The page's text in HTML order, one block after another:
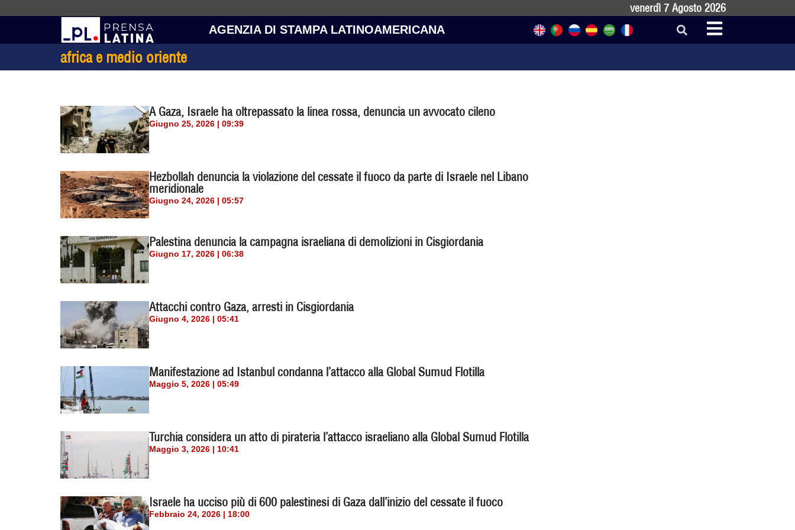
venerdì 7 Agosto 2026
AGENZIA DI STAMPA LATINOAMERICANA
africa e medio oriente
A Gaza, Israele ha oltrepassato la linea rossa, denuncia un avvocato cileno
Giugno 25, 2026 | 09:39
Hezbollah denuncia la violazione del cessate il fuoco da parte di Israele nel Libano
meridionale
Giugno 24, 2026 | 05:57
Palestina denuncia la campagna israeliana di demolizioni in Cisgiordania
Giugno 17, 2026 | 06:38
Attacchi contro Gaza, arresti in Cisgiordania
Giugno 4, 2026 | 05:41
Manifestazione ad Istanbul condanna l’attacco alla Global Sumud Flotilla
Maggio 5, 2026 | 05:49
Turchia considera un atto di pirateria l’attacco israeliano alla Global Sumud Flotilla
Maggio 3, 2026 | 10:41
Israele ha ucciso più di 600 palestinesi di Gaza dall’inizio del cessate il fuoco
Febbraio 24, 2026 | 18:00